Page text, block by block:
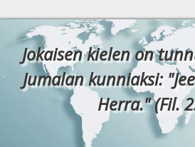
Jokaisen kielen on
Jumalan kunniaksi:
Herra." (Fil.